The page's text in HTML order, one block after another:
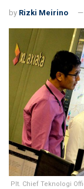
by Rizki Meirino
Plt. Chief Teknologi